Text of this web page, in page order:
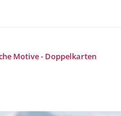
überspringen
Motive - Doppelkarten